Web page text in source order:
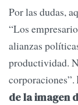
Por las dudas,
“Los
alianzas
productividad.
corporaciones”.
de la imagen